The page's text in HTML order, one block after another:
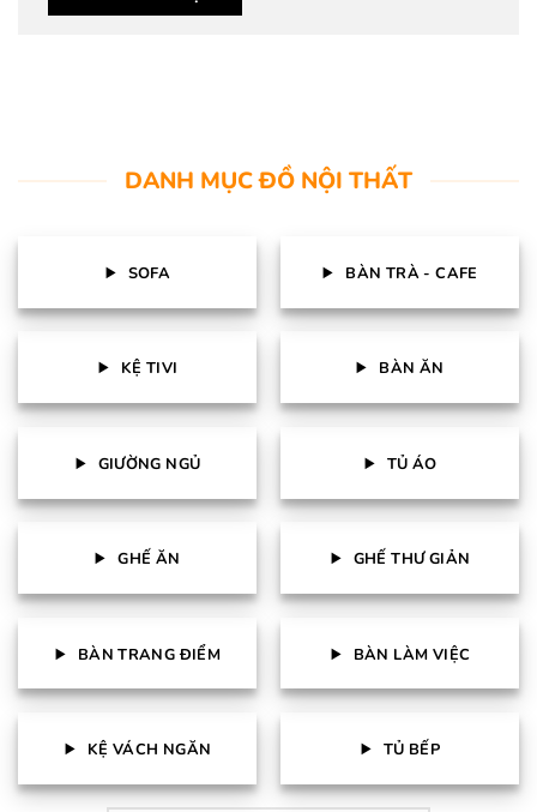
DANH MỤC ĐỒ NỘI THẤT
SOFA BÀN TRÀ - CAFE
KỆ TIVI BÀN ĂN
GIƯỜNG NGỦ TỦ ÁO
GHẾ ĂN GHẾ THƯ GIẢN
BÀN TRANG ĐIỂM BÀN LÀM VIỆC
KỆ VÁCH NGĂN TỦ BẾP